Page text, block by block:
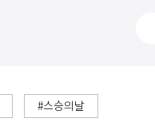
#스승의날